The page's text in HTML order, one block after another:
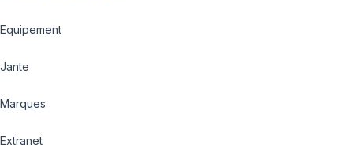
Equipement
Jante
Marques
Extranet